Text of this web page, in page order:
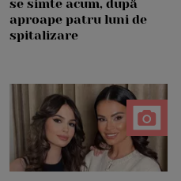
se simte acum, după
aproape patru luni de
spitalizare